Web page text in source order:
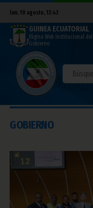
lun. 10 agosto, 13:43
GUINEA ECUATORIAL
Página Web Institucional del
Gobierno
GOBIERNO